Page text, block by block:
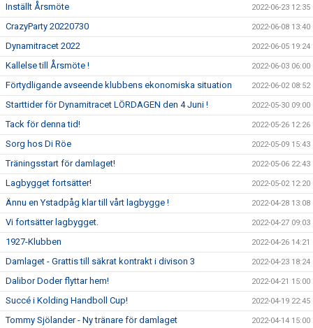
Inställt Årsmöte 2022-06-23 12:35
CrazyParty 20220730 2022-06-08 13:40
Dynamitracet 2022 2022-06-05 19:24
Kallelse till Årsmöte ! 2022-06-03 06:00
Förtydligande avseende klubbens ekonomiska situation 2022-06-02 08:52
Starttider för Dynamitracet LÖRDAGEN den 4 Juni ! 2022-05-30 09:00
Tack för denna tid! 2022-05-26 12:26
Sorg hos Di Röe 2022-05-09 15:43
Träningsstart för damlaget! 2022-05-06 22:43
Lagbygget fortsätter! 2022-05-02 12:20
Ännu en Ystadpåg klar till vårt lagbygge ! 2022-04-28 13:08
Vi fortsätter lagbygget. 2022-04-27 09:03
1927-Klubben 2022-04-26 14:21
Damlaget - Grattis till säkrat kontrakt i divison 3 2022-04-23 18:24
Dalibor Doder flyttar hem! 2022-04-21 15:00
Succé i Kolding Handboll Cup! 2022-04-19 22:45
Tommy Sjölander - Ny tränare för damlaget 2022-04-14 15:00